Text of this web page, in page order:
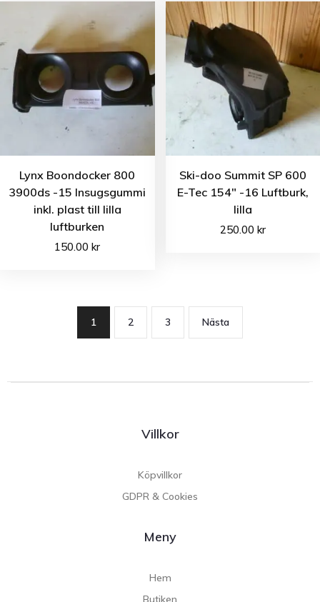
Lynx Boondocker 800
3900ds -15 Insugsgummi
inkl. plast till lilla
luftburken
150.00kr
Ski-doo Summit SP 600
E-Tec 154″ -16 Luftburk,
lilla
250.00 kr
1 2 3 Nästa
Villkor
Köpvillkor
GDPR & Cookies
Meny
Hem
Butiken